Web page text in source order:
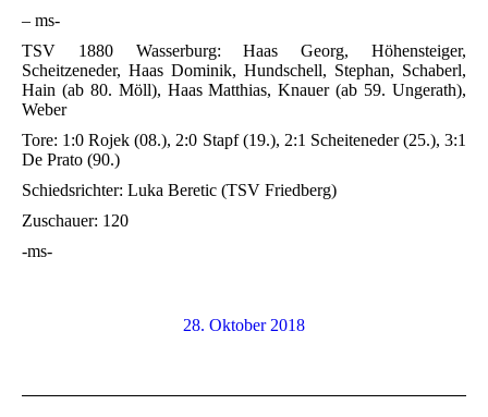
– ms-
TSV 1880 Wasserburg: Haas Georg, Höhensteiger,
Scheitzeneder, Haas Dominik, Hundschell, Stephan, Schaberl,
Hain (ab 80. Möll), Haas Matthias, Knauer (ab 59. Ungerath),
Weber
Tore: 1:0 Rojek (08.), 2:0 Stapf (19.), 2:1 Scheiteneder (25.), 3:1
De Prato (90.)
Schiedsrichter: Luka Beretic (TSV Friedberg)
Zuschauer: 120
-ms-
28. Oktober 2018